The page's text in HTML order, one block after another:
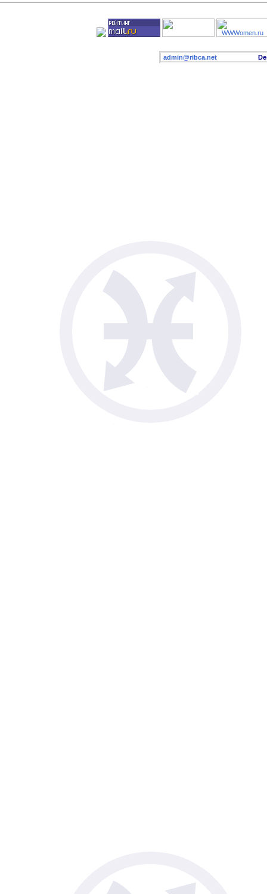
admin@ribca.net